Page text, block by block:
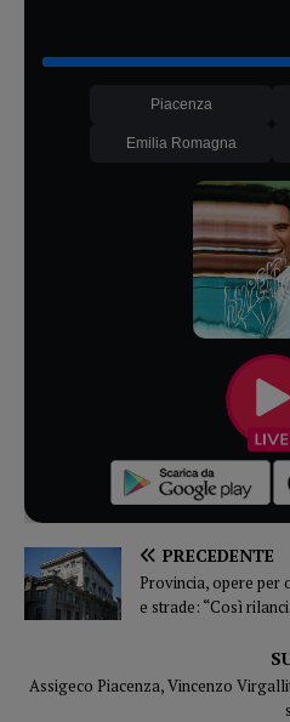
Piacenza
Emilia Romagna
PRECEDENTE
Provincia, opere per
e strade: “Così
Assigeco Piacenza, Vincenzo